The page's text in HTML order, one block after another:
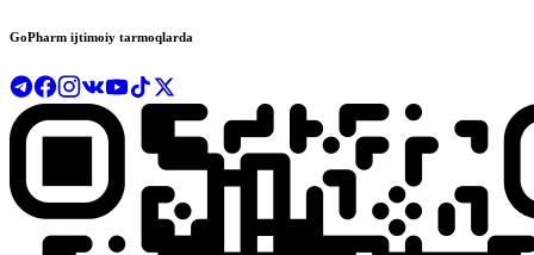
GoPharm ijtimoiy tarmoqlarda